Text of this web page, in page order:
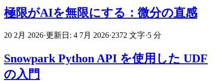
極限がAIを無限にする：微分の直感
20 2月 2026·更新日: 4 7月 2026·2372 文字·5 分
Snowpark Python API を使用した UDF
の入門